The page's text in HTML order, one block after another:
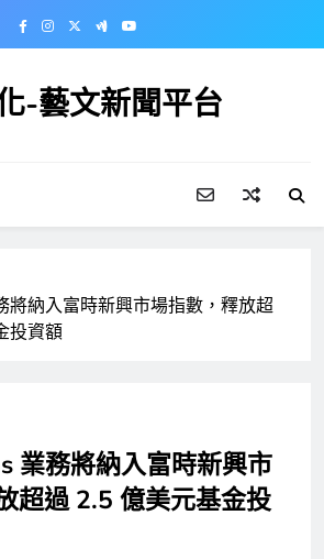
-藝文新聞平台
將納入富時新興市場指數，釋放超
投資額
業務將納入富時新興市
超過 2.5 億美元基金投